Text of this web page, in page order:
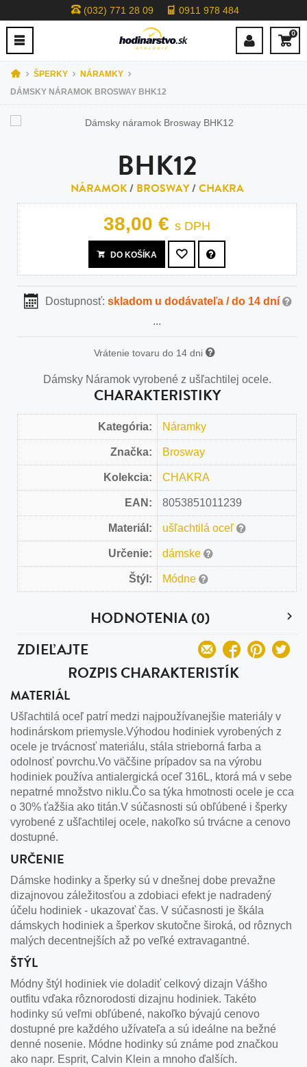
(032) 771 28 09 0911 978 484
0
ŠPERKY
NÁRAMKY
DÁMSKY NÁRAMOK BROSWAY BHK12
BHK12
NÁRAMOK/ BROSWAY/CHAKRA
38,00 € s DPH
DO KOŠÍKA
Dostupnosť: skladom u dodávateľa / do 14 dní
...
Vrátenie tovaru do 14 dni
Dámsky Náramok vyrobené z ušľachtilej ocele.
CHARAKTERISTIKY
Kategória: Náramky
Značka: Brosway
Kolekcia: CHAKRA
EAN: 8053851011239
Materiál: ušľachtilá oceľ
Určenie: dámske
Štýl: Módne
HODNOTENIA (0)
ZDIEĽAJTE
ROZPIS CHARAKTERISTÍK
MATERIÁL
Ušľachtilá oceľ patrí medzi najpoužívanejšie materiály v
hodinárskom priemysle.Výhodou hodiniek vyrobených z
ocele je trvácnosť materiálu, stála strieborná farba a
odolnosť povrchu.Vo väčšine prípadov sa na výrobu
hodiniek používa antialergická oceľ 316L, ktorá má v sebe
nepatrné množstvo niklu.Čo sa týka hmotnosti ocele je cca
o 30% ťažšia ako titán.V súčasnosti sú obľúbené i šperky
vyrobené z ušľachtilej ocele, nakoľko sú trvácne a cenovo
dostupné.
URČENIE
Dámske hodinky a šperky sú v dnešnej dobe prevažne
dizajnovou záležitosťou a zdobiaci efekt je nadradený
účelu hodiniek - ukazovať čas. V súčasnosti je škála
dámskych hodiniek a šperkov skutočne široká, od rôznych
malých decentnejších až po veľké extravagantné.
ŠTÝL
Módny štýl hodiniek vie doladiť celkový dizajn Vášho
outfitu vďaka rôznorodosti dizajnu hodiniek. Takéto
hodinky sú veľmi obľúbené, nakoľko bývajú cenovo
dostupné pre každého užívateľa a sú ideálne na bežné
denné nosenie. Módne hodinky sú známe pod značkou
ako napr. Esprit, Calvin Klein a mnoho ďalších.